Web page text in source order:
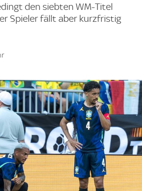
den siebten WM-Titel
Spieler fällt aber kurzfristig